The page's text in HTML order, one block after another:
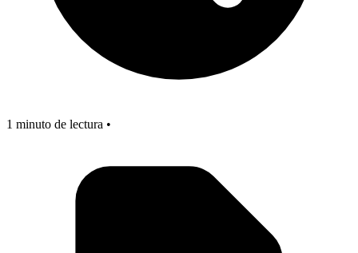
1 minuto de lectura •